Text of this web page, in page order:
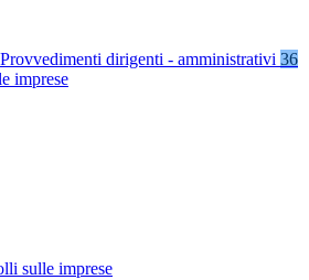
Provvedimenti dirigenti - amministrativi 36
imprese
sulle imprese